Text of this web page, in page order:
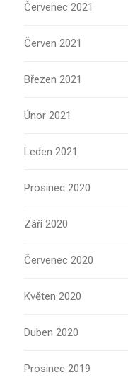
Červenec 2021
Červen 2021
Březen 2021
Únor 2021
Leden 2021
Prosinec 2020
Září 2020
Červenec 2020
Květen 2020
Duben 2020
Prosinec 2019